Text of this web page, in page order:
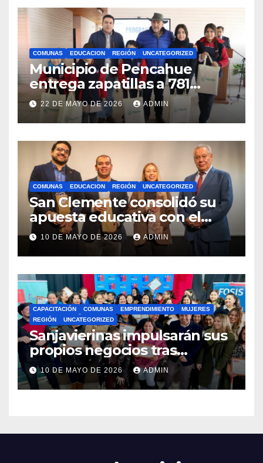
COMUNAS EDUCACION REGIÓN UNCATEGORIZED
Municipio de Pencahue
entrega zapatillas a 781
estudiantes con recursos del
Royalty Minero
22 DE MAYO DE 2026 ADMIN
COMUNAS EDUCACION REGIÓN UNCATEGORIZED
San Clemente consolidó su
apuesta educativa con el
lanzamiento del
Preuniversitario Brotes 2026
10 DE MAYO DE 2026 ADMIN
CAPACITACIÓN COMUNAS EMPRENDIMIENTO
MUJERES
REGIÓN
UNCATEGORIZED
Sanjavierinas impulsarán sus
propios negocios tras
capacitarse junto al FOSIS
10 DE MAYO DE 2026 ADMIN